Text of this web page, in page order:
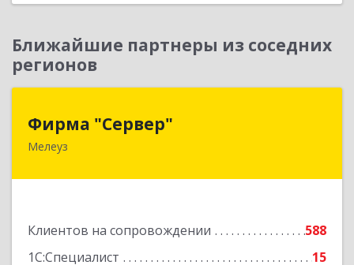
Ближайшие партнеры из соседних
регионов
Фирма "Сервер"
Мелеуз
Клиентов на сопровождении
588
1С:Специалист
15
453852, Башкортостан Респ, Мелеузовский р-н,